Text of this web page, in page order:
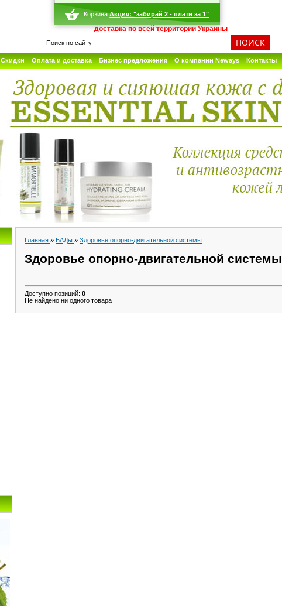
Корзина Акция: "забирай 2 - плати за 1"
доставка по всей территории Украины
Скидки Оплата и доставка Бизнес предложения О компании Neways Контакты
Главная » БАДы » Здоровье опорно-двигательной системы
Здоровье опорно-двигательной системы
Доступно позиций: 0
Не найдено ни одного товара